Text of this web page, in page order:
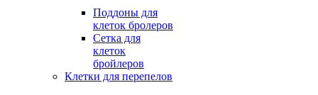
Поддоны для
клеток бролеров
Сетка для
клеток
бройлеров
Клетки для перепелов